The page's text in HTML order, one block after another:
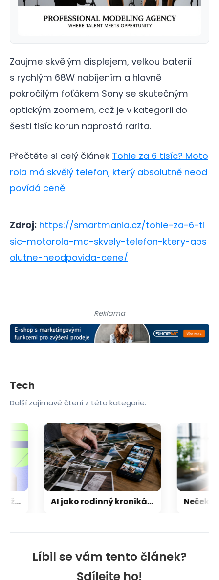
Zaujme skvělým displejem, velkou baterií
s rychlým 68W nabíjením a hlavně
pokročilým foťákem Sony se skutečným
optickým zoomem, což je v kategorii do
šesti tisíc korun naprostá rarita.
Přečtěte si celý článek Tohle za 6 tisíc? Moto
rola má skvělý telefon, který absolutně neod
povídá ceně
Zdroj: https://smartmania.cz/tohle-za-6-ti
sic-motorola-ma-skvely-telefon-ktery-abs
olutne-neodpovida-cene/
Líbil se vám tento článek?
Sdílejte ho!
Reklama
Tech
Další zajímavé čtení z této kategorie.
AI jako rodinný kronikář: váš telefon rozhoduje o tom, jaké momenty si pamatujete